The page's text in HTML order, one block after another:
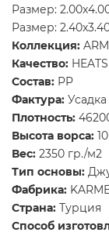
Размер:
Размер:
Коллекция:
Качество:
Состав: PP
Фактура: Усадка
Плотность:
Высота ворса:
Вес: 2350 гр./м2
Тип основы:
Фабрика:
Страна: Турция
Способ